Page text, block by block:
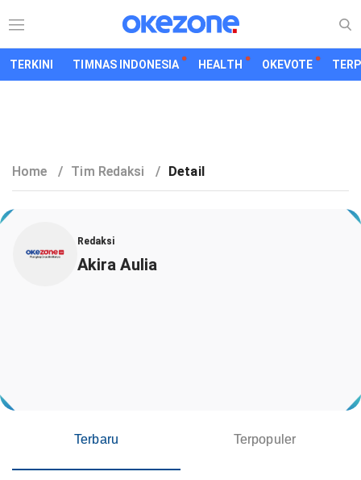
TERKINI TIMNAS INDONESIA HEALTH OKEVOTE
Home / Tim Redaksi / Detail
Redaksi
Akira Aulia
Terbaru Terpopuler